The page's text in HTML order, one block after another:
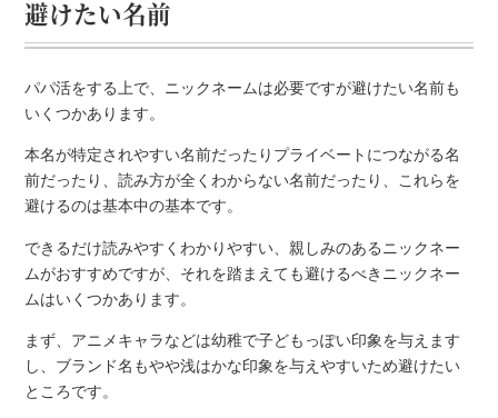
避けたい名前
パパ活をする上で、ニックネームは必要ですが避けたい名前も
いくつかあります。
本名が特定されやすい名前だったりプライベートにつながる名
前だったり、読み方が全くわからない名前だったり、これらを
避けるのは基本中の基本です。
できるだけ読みやすくわかりやすい、親しみのあるニックネー
ムがおすすめですが、それを踏まえても避けるべきニックネー
ムはいくつかあります。
まず、アニメキャラなどは幼稚で子どもっぽい印象を与えます
し、ブランド名もやや浅はかな印象を与えやすいため避けたい
ところです。